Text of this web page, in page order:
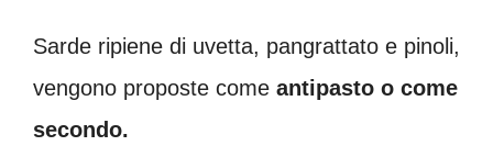
Sarde ripiene di uvetta, pangrattato e pinoli,
vengono proposte come antipasto o come
secondo.